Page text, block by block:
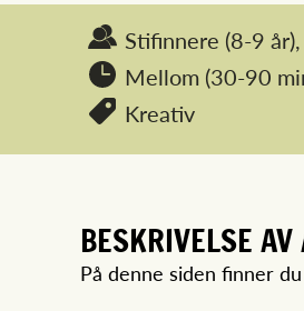
Stifinnere (8-9 år),
Mellom (30-90
Kreativ
BESKRIVELSE
På denne siden finner